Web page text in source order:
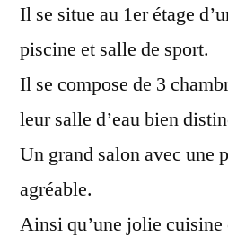
Il se situe au 1er étage
piscine et salle de sport.
Il se compose de 3
leur salle d’eau bien
Un grand salon avec une
agréable.
Ainsi qu’une jolie cuisine